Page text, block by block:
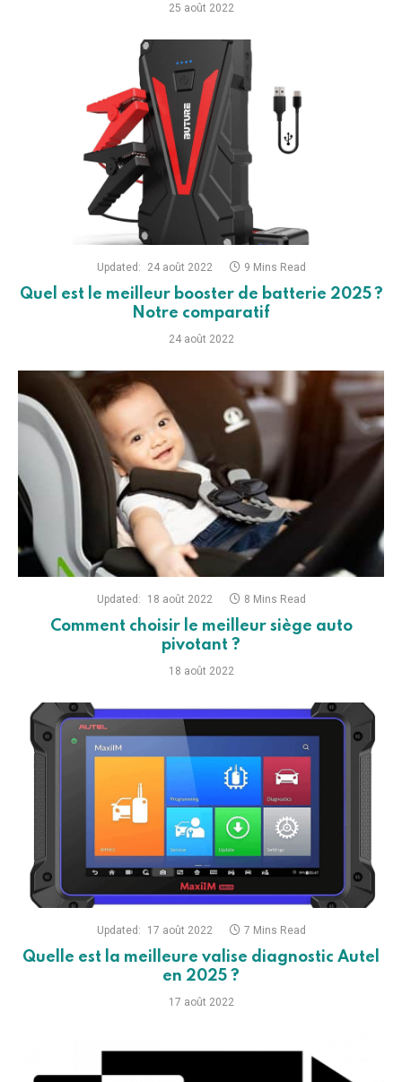
25 août 2022
Updated: 24 août 2022 9 Mins Read
Quel est le meilleur booster de batterie 2025 ?
Notre comparatif
24 août 2022
Updated: 18 août 2022 8 Mins Read
Comment choisir le meilleur siège auto
pivotant ?
18 août 2022
Updated: 17 août 2022 7 Mins Read
Quelle est la meilleure valise diagnostic Autel
en 2025 ?
17 août 2022